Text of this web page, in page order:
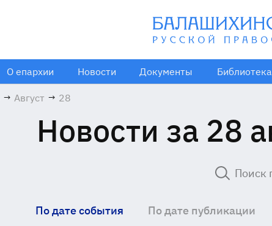
О епархии Новости Документы Библиотека
→ Август → 28
Новости за 28
По дате события По дате публикации